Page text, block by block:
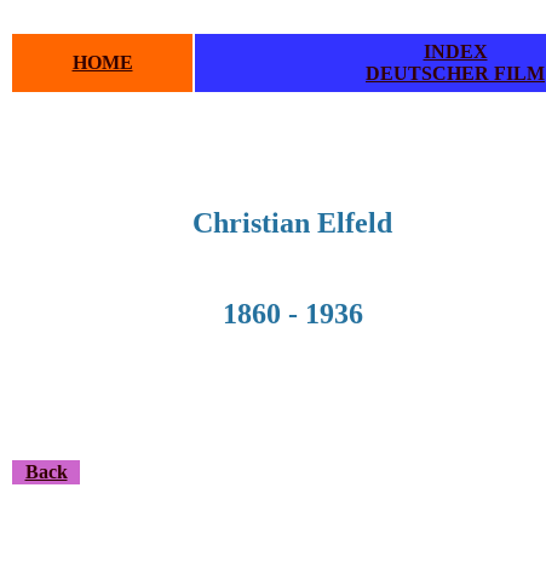
HOME
INDEX
DEUTSCHER FILM
Christian Elfeld
1860 - 1936
Back